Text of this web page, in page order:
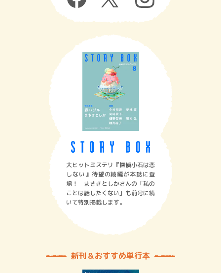
大ヒットミステリ『探偵小石は恋
しない』待望の続編が本誌に登
場！ まさきとしかさんの「私の
ことは話したくない」も前号に続
いて特別掲載します。
新刊＆おすすめ単行本